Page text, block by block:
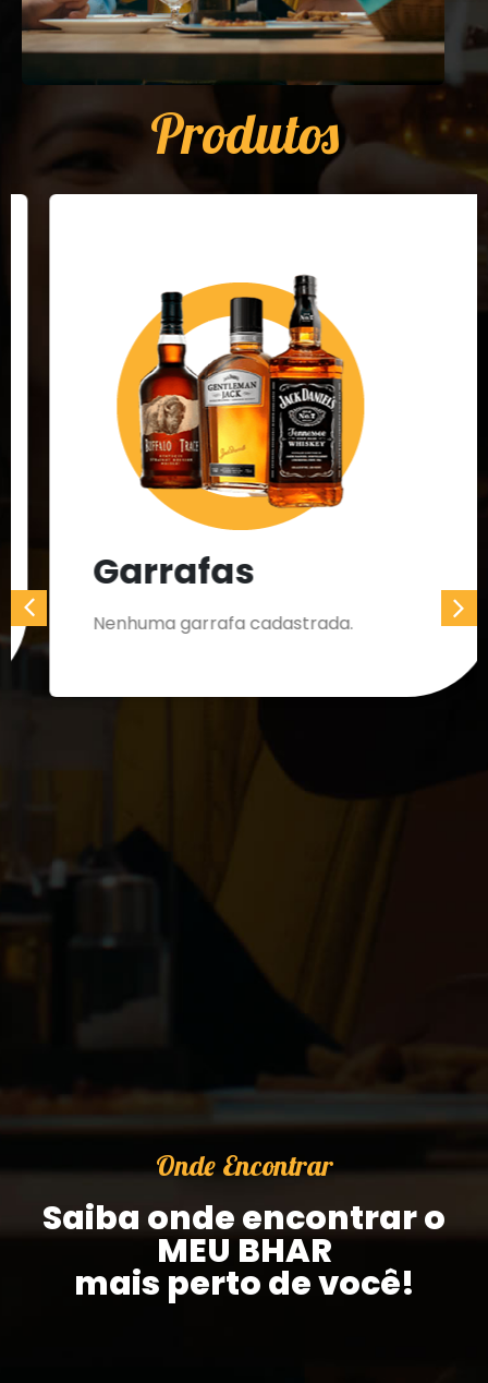
Produtos
Garrafas
Nenhuma garrafa cadastrada.
Onde Encontrar
Saiba onde encontrar o
MEU BHAR
mais perto de você!